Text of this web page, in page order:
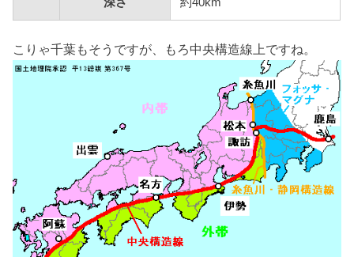
こりゃ千葉もそうですが、もろ中央構造線上ですね。